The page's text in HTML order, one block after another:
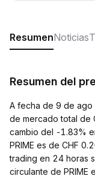
ResumenNoticias
Resumen del
A fecha de 9 de ago
de mercado total de
cambio del -1.83%
PRIME es de CHF
trading en 24 horas
circulante de PRIME